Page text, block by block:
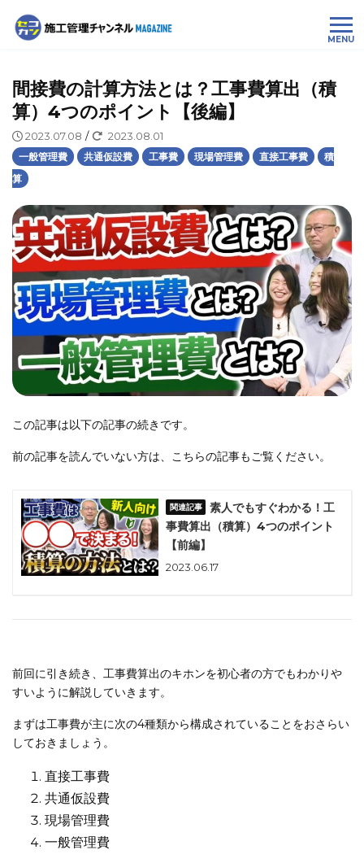
MENU
間接費の計算方法とは？工事費算出（積
算）4つのポイント【後編】
2023.07.08 / 2023.08.01
一般管理費 共通仮設費 工事費 現場管理費 直接工事費
積
算
この記事は以下の記事の続きです。
前の記事を読んでいない方は、こちらの記事もご覧ください。
素人でもすぐわかる！工
事費算出（積算）4つのポイント
【前編】
2023.06.17
前回に引き続き、工事費算出のキホンを初心者の方でもわかりや
すいように解説していきます。
まずは工事費が主に次の4種類から構成されていることをおさらい
しておきましょう。
直接工事費
共通仮設費
現場管理費
一般管理費